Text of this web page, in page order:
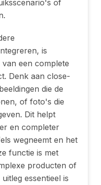
of
is
een complete
Denk aan close-
die de
of foto's die
Dit helpt
en completer
wegneemt en het
functie is met
producten of
essentieel is